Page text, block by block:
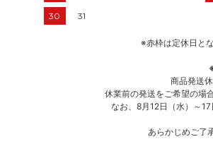
30 31
※赤枠は定休日と
商品発送
休業前の発送をご希望の場
なお、8月12日（水）～17
あらかじめご了